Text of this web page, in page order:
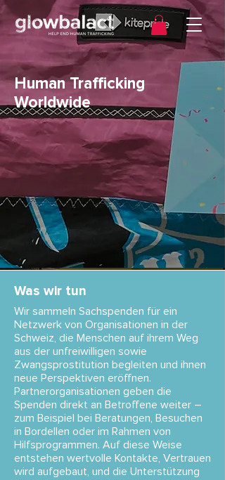
Human Trafficking
Worldwide
Was wir tun
Wir sammeln Sachspenden für ein
Netzwerk von Organisationen in der
Schweiz, die Menschen auf ihrem Weg
aus der unfreiwilligen sowie
Zwangsprostitution begleiten und ihnen
neue Perspektiven eröffnen.
Partnerorganisationen geben die
Spenden direkt an Betroffene weiter –
zum Beispiel bei Beratungen, Besuchen
in Bordellen oder im Rahmen von
Hilfsprogrammen. Auf diese Weise
entstehen wertvolle Kontakte, Vertrauen
wird aufgebaut, und die Unterstützung